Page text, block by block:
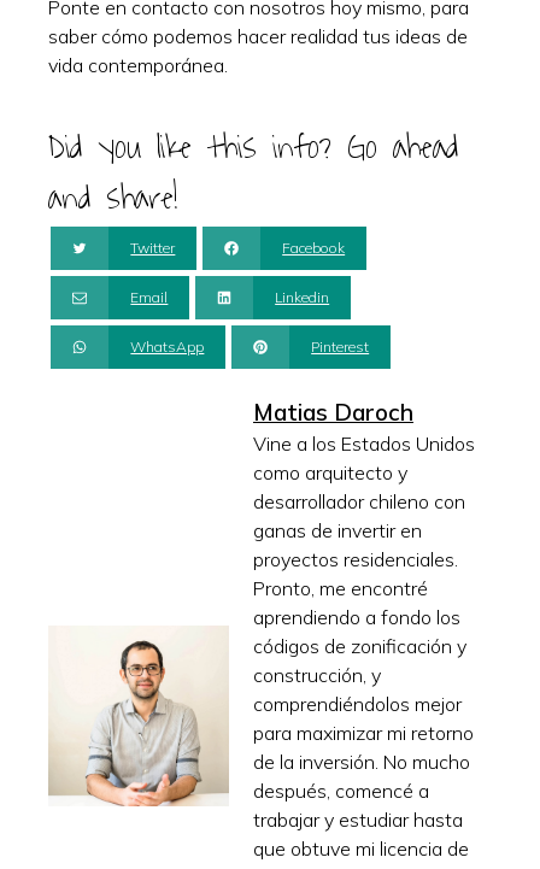
Ponte en contacto con nosotros hoy mismo, para
saber cómo podemos hacer realidad tus ideas de
vida contemporánea.
Did you like this info? Go ahead
and share!
Twitter Facebook
Email Linkedin
WhatsApp Pinterest
Matias Daroch
Vine a los Estados Unidos
como arquitecto y
desarrollador chileno con
ganas de invertir en
proyectos residenciales.
Pronto, me encontré
aprendiendo a fondo los
códigos de zonificación y
construcción, y
comprendiéndolos mejor
para maximizar mi retorno
de la inversión. No mucho
después, comencé a
trabajar y estudiar hasta
que obtuve mi licencia de